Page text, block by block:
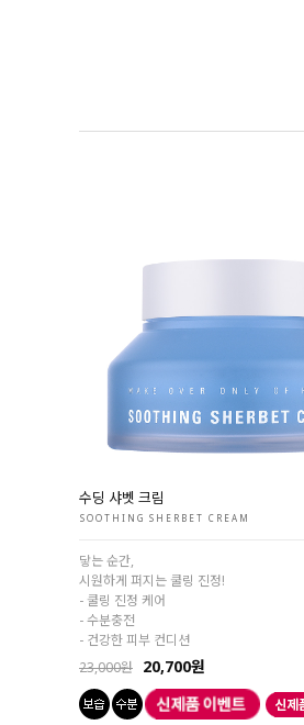
수딩 샤벳 크림
SOOTHING SHERBET CREAM
닿는 순간,
시원하게 퍼지는 쿨링 진정!
- 쿨링 진정 케어
- 수분충전
- 건강한 피부 컨디션
23,000원 20,700원